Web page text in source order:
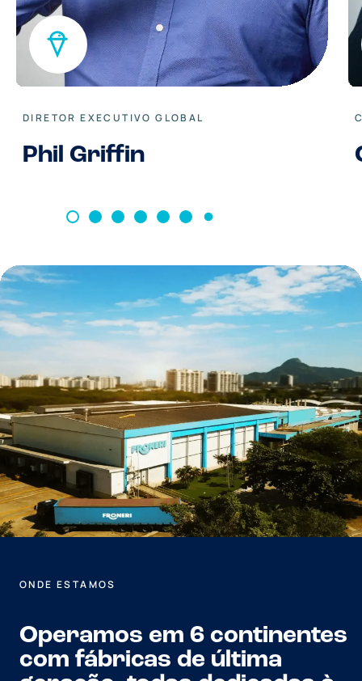
DIRETOR EXECUTIVO GLOBAL
Phil Griffin
ONDE ESTAMOS
Operamos em 6 continentes
com fábricas de última